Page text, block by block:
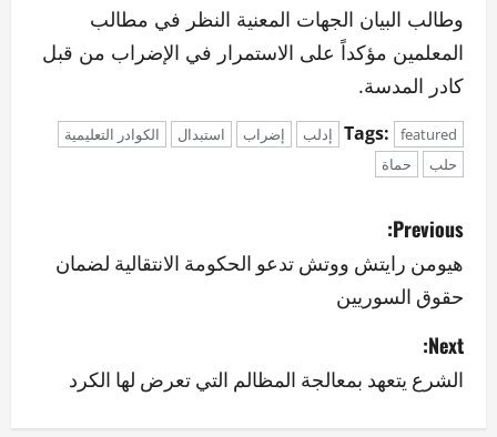
وطالب البيان الجهات المعنية النظر في مطالب
المعلمين مؤكداً على الاستمرار في الإضراب من قبل
كادر المدسة.
Tags: featured إدلب إضراب استبدال
الكوادر التعليمية
حلب
حماة
P
o
s
t
n
Previous:
هيومن رايتش ووتش تدعو الحكومة الانتقالية لضمان
حقوق السوريين
Next:
الشرع يتعهد بمعالجة المظالم التي تعرض لها الكرد